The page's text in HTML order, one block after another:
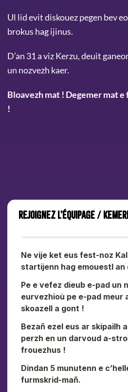
Ul lid evit diskouez pegen bev
brokus hag ijinus.
D’an 31 a viz Kerzu, deuit
un nozvezh kaer.
Bloavezh mat ! Degemer mat
!
Rejoignez l’équipage /